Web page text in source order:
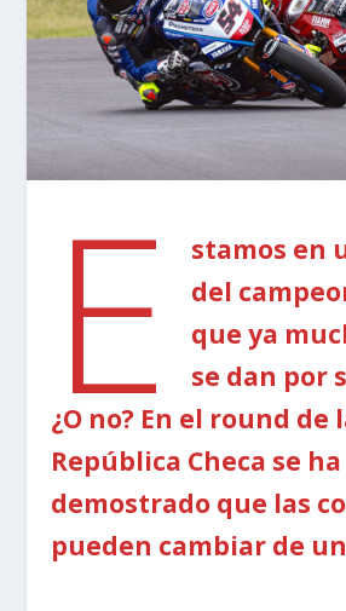
E
stamos en
del
que ya
se dan por
¿O no? En el round de
República Checa se ha
demostrado que las
pueden cambiar de